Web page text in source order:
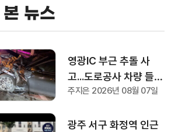
뉴스
영광IC 부근 추돌 사
고...도로공사 차량 들이
받아 1명 부상
주지은 2026년 08월 07일
광주 서구 화정역 인근